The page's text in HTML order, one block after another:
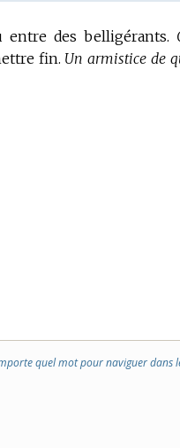
des belligérants.
fin. Un armistice de
quel mot pour naviguer dans